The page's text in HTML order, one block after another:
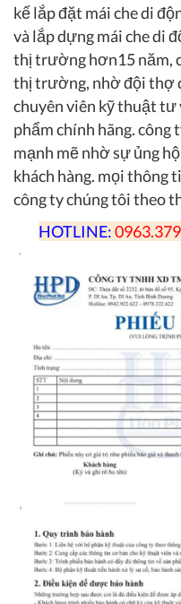
kế lắp đặt mái che di
và lắp dựng mái che di
thị trường hơn15 năm,
thị trường, nhờ đội thợ
chuyên viên kỹ thuật
phẩm chính hãng.
mạnh mẽ nhờ sự ủng
khách hàng. mọi thông
công ty chúng tôi theo
HOTLINE: